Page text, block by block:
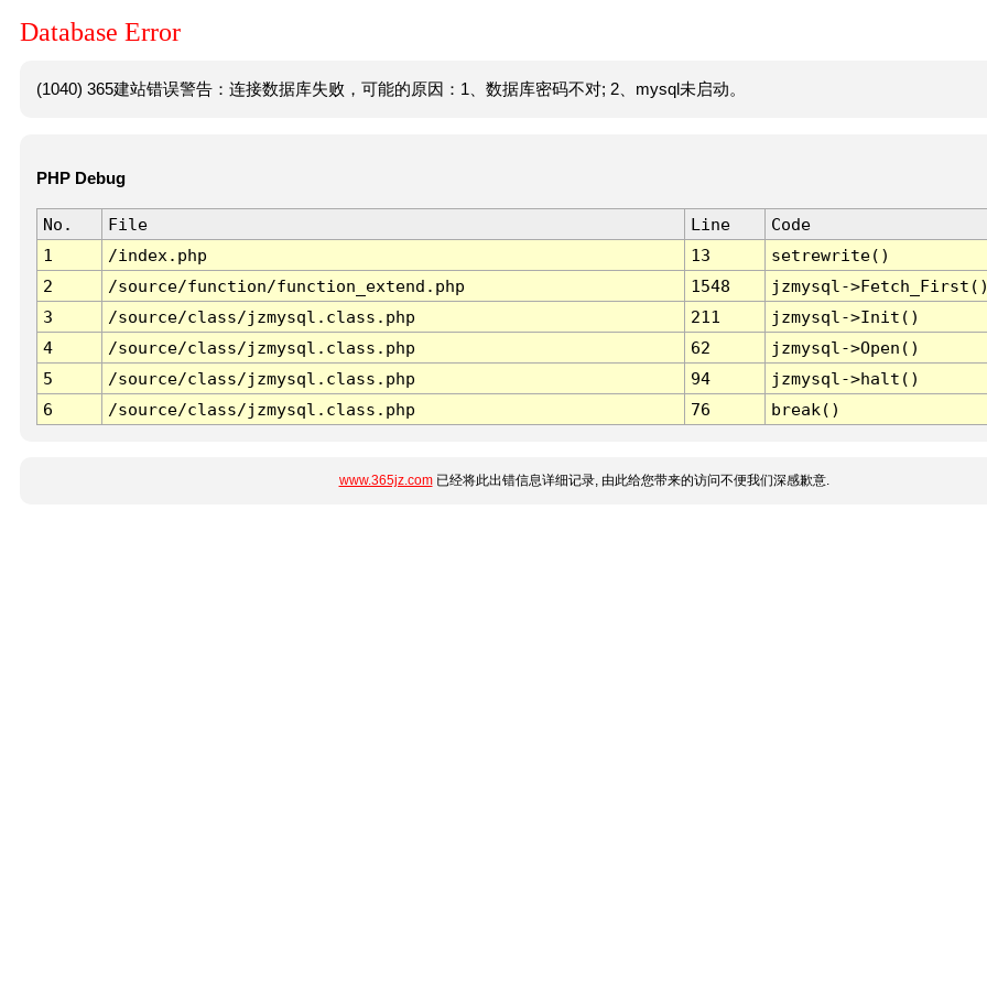
Database Error
(1040) 365建站错误警告：连接数据库失败，可能的原因：1、数据库密码不对; 2、mysql未启动。
PHP Debug
No. File Line
Code
1
/index.php 13
setrewrite()
2
/source/function/function_extend.php 1548
jzmysql-
3
/source/class/jzmysql.class.php 211
jzmysql->Init()
4
/source/class/jzmysql.class.php 62
jzmysql->Open()
5
/source/class/jzmysql.class.php 94
jzmysql->halt()
6
/source/class/jzmysql.class.php 76 break()
www.365jz.com已经将此出错信息详细记录, 由此给您带来的访问不便我们深感歉意.